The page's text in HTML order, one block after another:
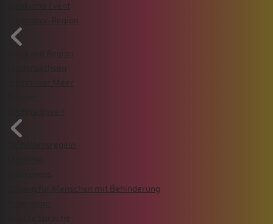
Rund ums Event
Gastgeber-Region
Stadt und Region
Niedersachsen
Steinhuder Meer
Nachhaltigkeit
Verhaltensregeln
Zugang für Menschen mit Behinderung
Leichte Sprache